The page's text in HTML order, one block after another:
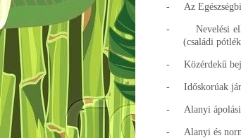
- Az
-
Nevelési
(családi
- Közérdekű
- Időskorúak
- Alanyi
- Alanyi és